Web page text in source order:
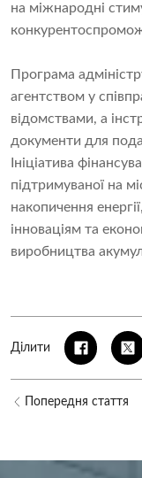
на міжнародні
Програма
агентством у
відомствами, а
документи для
Ініціатива
підтримуваної на
накопичення
інноваціям та
виробництва
Ділити
Попередня стаття